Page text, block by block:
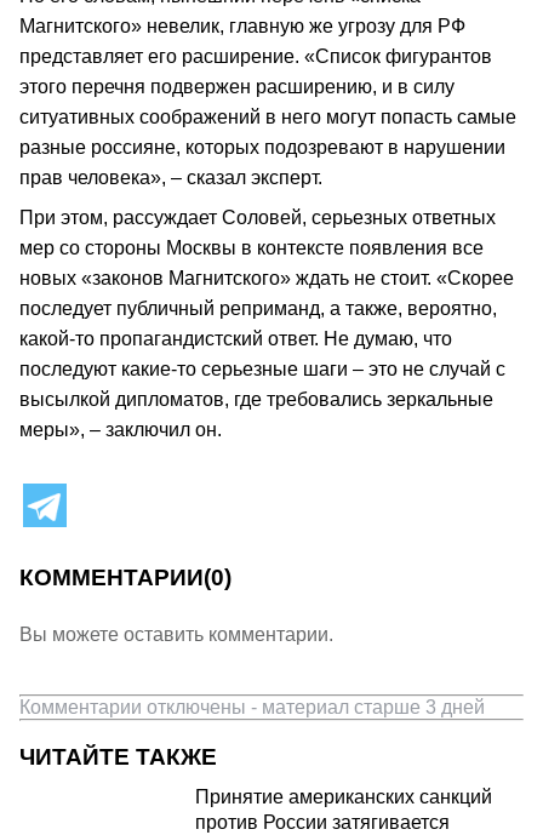
Магнитского» невелик, главную же угрозу для РФ
представляет его расширение. «Список фигурантов
этого перечня подвержен расширению, и в силу
ситуативных соображений в него могут попасть самые
разные россияне, которых подозревают в нарушении
прав человека», – сказал эксперт.
При этом, рассуждает Соловей, серьезных ответных
мер со стороны Москвы в контексте появления все
новых «законов Магнитского» ждать не стоит. «Скорее
последует публичный реприманд, а также, вероятно,
какой-то пропагандистский ответ. Не думаю, что
последуют какие-то серьезные шаги – это не случай с
высылкой дипломатов, где требовались зеркальные
меры», – заключил он.
КОММЕНТАРИИ(0)
Вы можете оставить комментарии.
Комментарии отключены - материал старше 3 дней
ЧИТАЙТЕ ТАКЖЕ
Принятие американских санкций
против России затягивается